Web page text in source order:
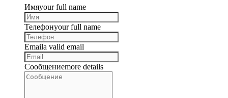
Имяyour full name
Телефонyour full name
Emaila valid email
Сообщениеmore details